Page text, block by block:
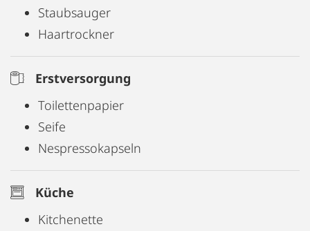
Staubsauger
Haartrockner
Erstversorgung
Toilettenpapier
Seife
Nespressokapseln
Küche
Kitchenette